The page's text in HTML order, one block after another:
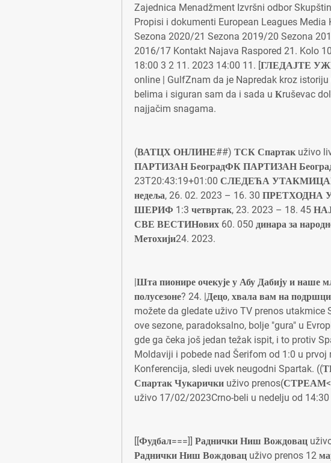
Zajednica Menadžment Izvršni odbor
Propisi i dokumenti European Leagues
Sezona 2020/21 Sezona 2019/20 Sezona
2016/17 Kontakt Najava Raspored 21. Kolo
18:00 3 2 11. 2023 14:00 11. [ГЛЕДАЈТЕ
online | GulfZnam da je Napredak kroz
belima i siguran sam da i sada u Кruševac
najjačim snagama.
(ВАТЦХ ОНЛИНЕ##) ТСК Спартак uživo
ПАРТИЗАН БеоградФК ПАРТИЗАН
23T20:43:19+01:00 СЛЕДЕЋА
недеља, 26. 02. 2023 – 16. 30
ШЕРИФ 1:3 четвртак, 23. 2023 – 18. 45
СВЕ ВЕСТИНових 60. 050 динара за
Метохији24. 2023.
|Шта пионире очекује у Абу Дабију и наше
полусезоне? 24. |Децо, хвала вам на
možete da gledate uživo TV prenos utakmice
ove sezone, paradoksalno, bolje "gura" u
gde ga čeka još jedan težak ispit, i to protiv
Moldaviji i pobede nad Šerifom od 1:0 u
Konferencija, sledi uvek neugodni
Спартак Чукарички uživo
uživo 17/02/2023Crno-beli u nedelju od
[[Фудбал===]] Раднички Ниш Вождовац
Раднички Ниш Вождовац uživo prenos 12